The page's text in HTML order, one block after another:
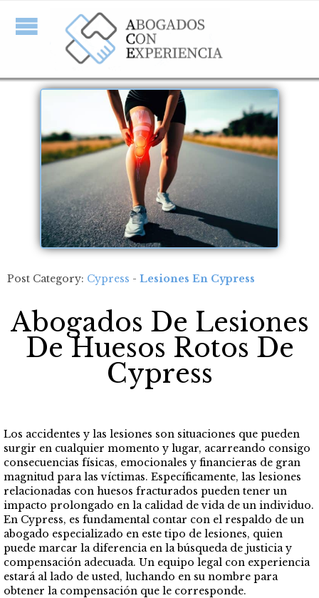
Post Category: Cypress - Lesiones En Cypress
Abogados De Lesiones
De Huesos Rotos De
Cypress
Los accidentes y las lesiones son situaciones que pueden
surgir en cualquier momento y lugar, acarreando consigo
consecuencias físicas, emocionales y financieras de gran
magnitud para las víctimas. Específicamente, las lesiones
relacionadas con huesos fracturados pueden tener un
impacto prolongado en la calidad de vida de un individuo.
En Cypress, es fundamental contar con el respaldo de un
abogado especializado en este tipo de lesiones, quien
puede marcar la diferencia en la búsqueda de justicia y
compensación adecuada. Un equipo legal con experiencia
estará al lado de usted, luchando en su nombre para
obtener la compensación que le corresponde.